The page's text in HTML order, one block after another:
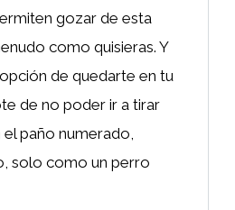
gozar de esta
como quisieras. Y
de quedarte en tu
de no poder ir a tirar
el paño numerado,
solo como un perro